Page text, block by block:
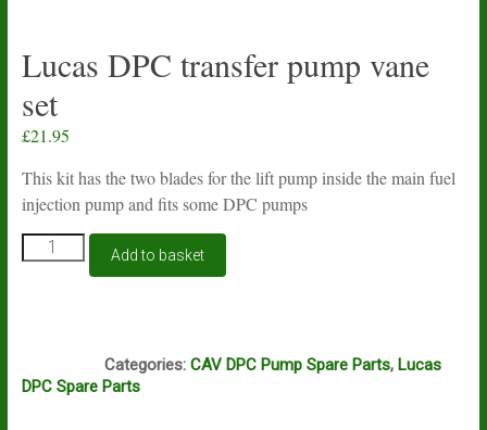
Lucas DPC transfer pump vane
set
£21.95
This kit has the two blades for the lift pump inside the main fuel
injection pump and fits some DPC pumps
Lucas
DPC
Add to basket
Categories: CAV DPC Pump Spare Parts, Lucas
DPC Spare Parts